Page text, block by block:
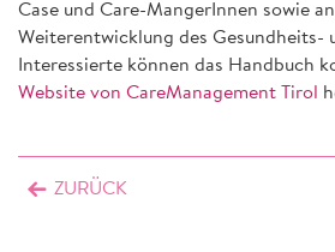
Case und Care-MangerInnen sowie
Weiterentwicklung des Gesundheits-
Interessierte können das Handbuch
Website von CareManagement Tirol
ZURÜCK